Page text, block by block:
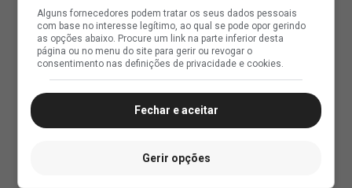
Alguns fornecedores podem tratar os seus dados pessoais
com base no interesse legítimo, ao qual se pode opor gerindo
as opções abaixo. Procure um link na parte inferior desta
página ou no menu do site para gerir ou revogar o
consentimento nas definições de privacidade e cookies.
Fechar e aceitar
Gerir opções